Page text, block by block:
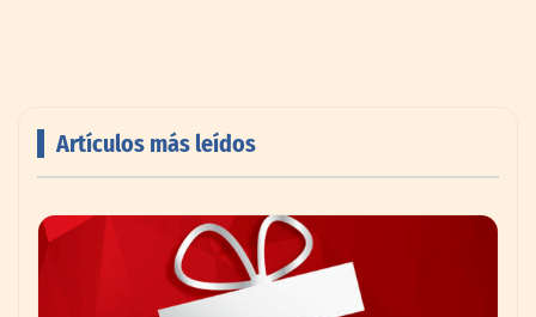
impulsando la colaboración en el sector
Artículos más leídos